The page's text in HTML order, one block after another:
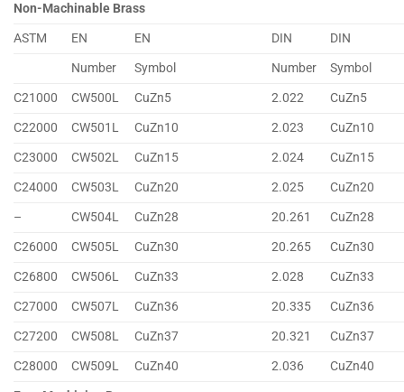
Non-Machinable Brass
ASTM
EN EN DIN
DIN
Number
Symbol Number
Symbol
C21000
CW500L CuZn5 2.022
CuZn5
C22000
CW501L CuZn10 2.023
CuZn10
C23000
CW502L CuZn15 2.024
CuZn15
C24000
CW503L CuZn20 2.025
CuZn20
–
CW504L CuZn28 20.261
CuZn28
C26000
CW505L CuZn30 20.265
CuZn30
C26800
CW506L CuZn33 2.028
CuZn33
C27000
CW507L CuZn36 20.335
CuZn36
C27200
CW508L CuZn37 20.321
CuZn37
C28000
CW509L CuZn40 2.036
CuZn40